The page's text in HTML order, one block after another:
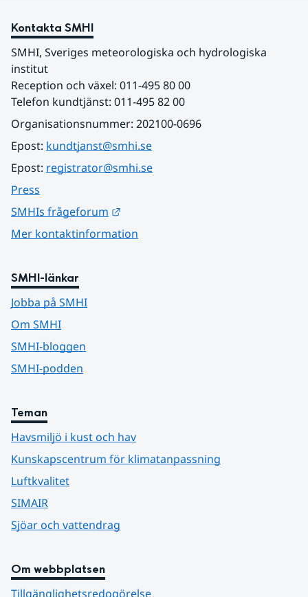
Kontakta SMHI
SMHI, Sveriges meteorologiska och hydrologiska
institut
Reception och växel: 011-495 80 00
Telefon kundtjänst: 011-495 82 00
Organisationsnummer: 202100-0696
Epost: kundtjanst@smhi.se
Epost: registrator@smhi.se
Press
SMHIs frågeforum
Mer kontaktinformation
SMHI-länkar
Jobba på SMHI
Om SMHI
SMHI-bloggen
SMHI-podden
Teman
Havsmiljö i kust och hav
Kunskapscentrum för klimatanpassning
Luftkvalitet
SIMAIR
Sjöar och vattendrag
Om webbplatsen
Tillgänglighetsredogörelse